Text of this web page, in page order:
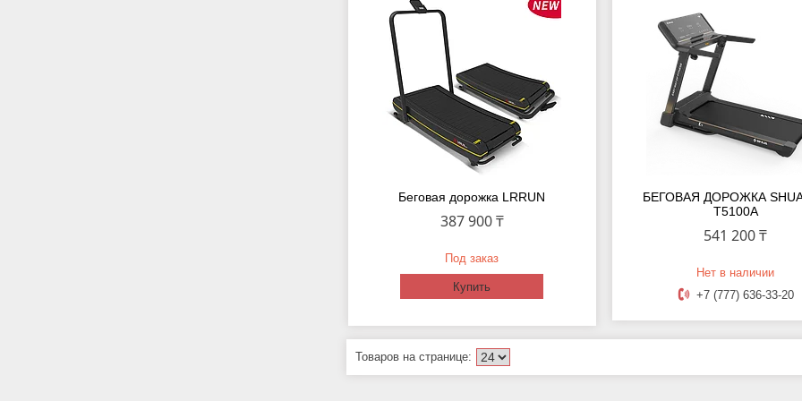
Беговая дорожка LRRUN
387 900 ₸
Под заказ
Купить
БЕГОВАЯ ДОРОЖКА
T5100A
541 200 ₸
Нет в наличии
+7 (777) 636-33-20